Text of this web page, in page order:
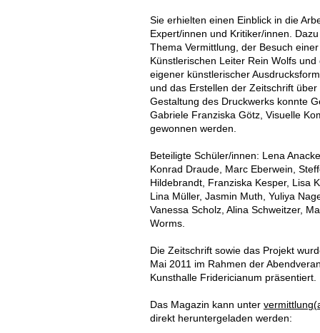
Sie erhielten einen Einblick in die
Expert/innen und Kritiker/innen.
Thema Vermittlung, der Besuch
Künstlerischen Leiter Rein Wolfs
eigener künstlerischer
und das Erstellen der Zeitschrift
Gestaltung des Druckwerks konnte
Gabriele Franziska Götz, Visuelle
gewonnen werden.
Beteiligte Schüler/innen: Lena
Konrad Draude, Marc Eberwein,
Hildebrandt, Franziska Kesper, Lisa
Lina Müller, Jasmin Muth, Yuliya
Vanessa Scholz, Alina Schweitzer,
Worms.
Die Zeitschrift sowie das Projekt
Mai 2011 im Rahmen der
Kunsthalle Fridericianum präsentiert.
Das Magazin kann unter
direkt heruntergeladen werden: